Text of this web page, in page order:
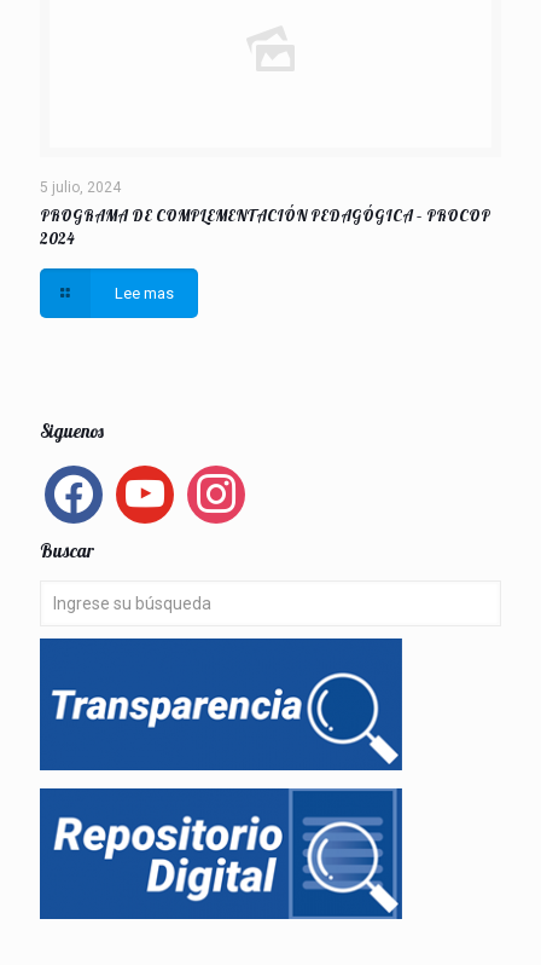
5 julio, 2024
PROGRAMA DE COMPLEMENTACIÓN PEDAGÓGICA – PROCOP
2024
Lee mas
Siguenos
facebook youtube instagram
Buscar